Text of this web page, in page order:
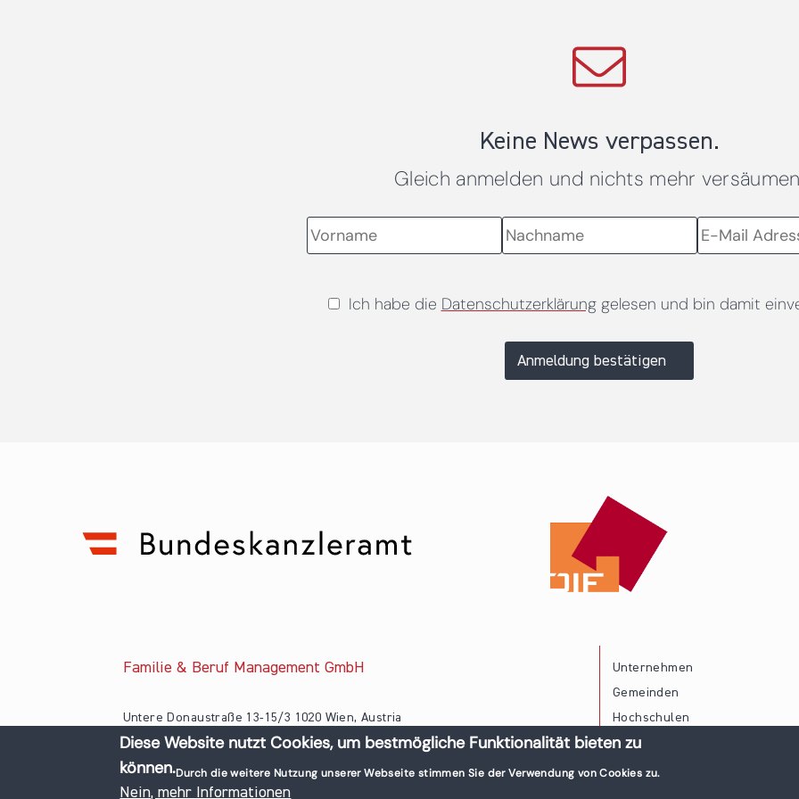
Keine News verpassen.
Gleich anmelden und nichts mehr
Ich habe die Datenschutzerklärunggelesen und bin damit
Anmeldung bestätigen
Familie & Beruf Management GmbH
Untere Donaustraße 13-15/3 1020 Wien, Austria
+43 1 218 50 70
office@familieundberuf.at
Unternehmen
Gemeinden
Hochschulen
Persönliche Vereinbarkeit
© 2026 Familie und Beruf All rights reserved.
Diese Website nutzt Cookies, um bestmögliche Funktionalität bieten zu
können.Durch die weitere Nutzung unserer Webseite stimmen Sie der Verwendung von Cookies zu.
Nein, mehr Informationen